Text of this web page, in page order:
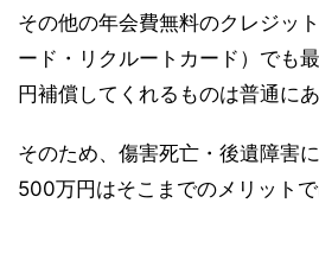
その他の年会費無料のクレジッ
ード・リクルートカード）でも
円補償してくれるものは普通にあ
そのため、 傷害死亡・後遺障害
500万円はそこまでのメリットで